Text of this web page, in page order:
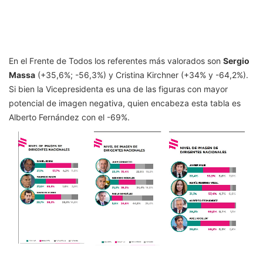
En el Frente de Todos los referentes más valorados son Sergio
Massa (+35,6%; -56,3%) y Cristina Kirchner (+34% y -64,2%).
Si bien la Vicepresidenta es una de las figuras con mayor
potencial de imagen negativa, quien encabeza esta tabla es
Alberto Fernández con el -69%.